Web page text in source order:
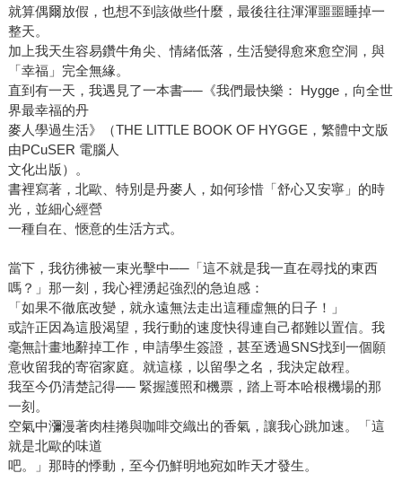
就算偶爾放假，也想不到該做些什麼，最後往往渾渾噩噩睡掉一
整天。
加上我天生容易鑽牛角尖、情緒低落，生活變得愈來愈空洞，與
「幸福」完全無緣。
直到有一天，我遇見了一本書──《我們最快樂： Hygge，向全世
界最幸福的丹
麥人學過生活》（THE LITTLE BOOK OF HYGGE，繁體中文版
由PCuSER 電腦人
文化出版）。
書裡寫著，北歐、特別是丹麥人，如何珍惜「舒心又安寧」的時
光，並細心經營
一種自在、愜意的生活方式。
當下，我彷彿被一束光擊中──「這不就是我一直在尋找的東西
嗎？」那一刻，我心裡湧起強烈的急迫感：
「如果不徹底改變，就永遠無法走出這種虛無的日子！」
或許正因為這股渴望，我行動的速度快得連自己都難以置信。我
毫無計畫地辭掉工作，申請學生簽證，甚至透過SNS找到一個願
意收留我的寄宿家庭。就這樣，以留學之名，我決定啟程。
我至今仍清楚記得── 緊握護照和機票，踏上哥本哈根機場的那
一刻。
空氣中瀰漫著肉桂捲與咖啡交織出的香氣，讓我心跳加速。「這
就是北歐的味道
吧。」那時的悸動，至今仍鮮明地宛如昨天才發生。